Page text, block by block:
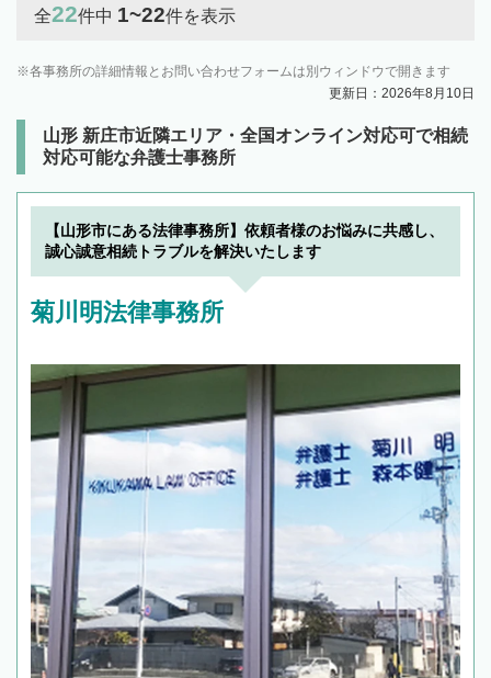
全22件中 1~22件を表示
各事務所の詳細情報とお問い合わせフォームは別ウィンドウで開きます
更新日：2026年8月10日
山形 新庄市近隣エリア・全国オンライン対応可で相続
対応可能な弁護士事務所
【山形市にある法律事務所】依頼者様のお悩みに共感し、
誠心誠意相続トラブルを解決いたします
菊川明法律事務所